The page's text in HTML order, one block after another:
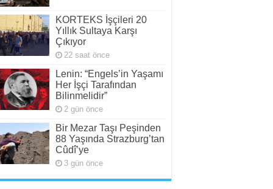
KORTEKS İşçileri 20
Yıllık Sultaya Karşı
Çıkıyor
22 saat önce
Lenin: “Engels’in Yaşamı
Her İşçi Tarafından
Bilinmelidir”
2 gün önce
Bir Mezar Taşı Peşinden
88 Yaşında Strazburg’tan
Cûdî’ye
3 gün önce